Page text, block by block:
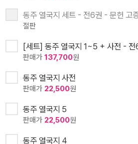
동주 열국지 세트 - 전6권 - 문헌 고
절판
[세트] 동주 열국지 1~5 + 사전 - 전
판매가 137,700원
동주 열국지 사전
판매가 22,500원
동주 열국지 5
판매가 22,500원
동주 열국지 4